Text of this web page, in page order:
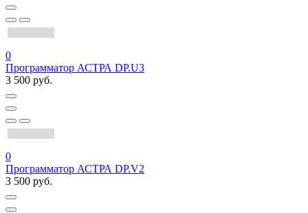
0
Программатор АСТРА DP.U3
3 500 руб.
0
Программатор АСТРА DP.V2
3 500 руб.